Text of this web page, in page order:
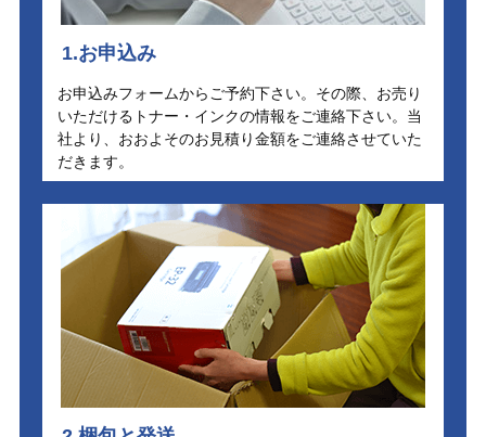
1.お申込み
お申込みフォームからご予約下さい。その際、お売り
いただけるトナー・インクの情報をご連絡下さい。当
社より、おおよそのお見積り金額をご連絡させていた
だきます。